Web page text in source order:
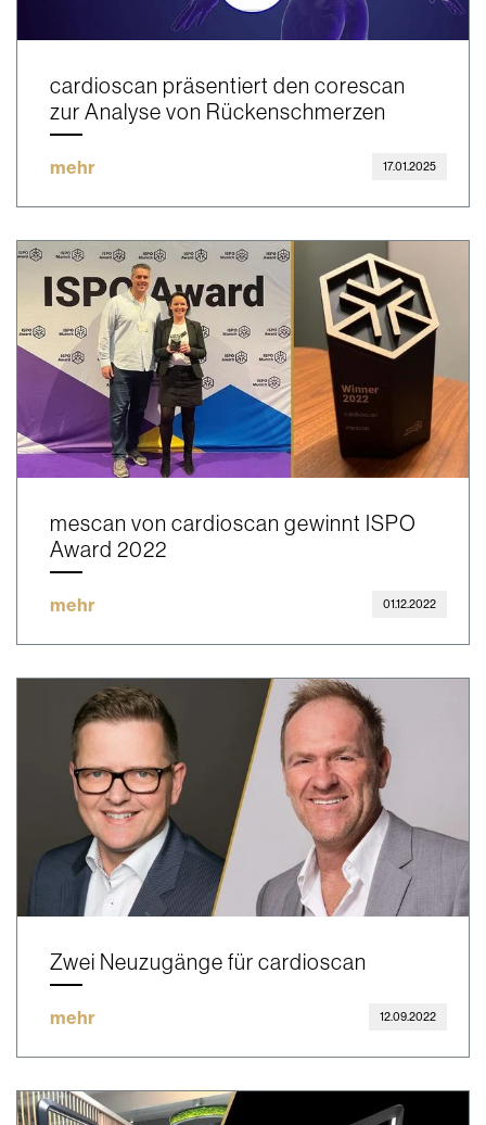
cardioscan präsentiert den corescan
zur Analyse von Rückenschmerzen
mehr 17.01.2025
mescan von cardioscan gewinnt ISPO
Award 2022
mehr 01.12.2022
Zwei Neuzugänge für cardioscan
mehr 12.09.2022